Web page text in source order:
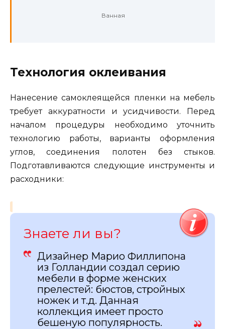
Ванная
Технология оклеивания
Нанесение самоклеящейся пленки на мебель
требует аккуратности и усидчивости. Перед
началом процедуры необходимо уточнить
технологию работы, варианты оформления
углов, соединения полотен без стыков.
Подготавливаются следующие инструменты и
расходники:
Знаете ли вы?
Дизайнер Марио Филлипона
из Голландии создал серию
мебели в форме женских
прелестей: бюстов, стройных
ножек и т.д. Данная
коллекция имеет просто
бешеную популярность.